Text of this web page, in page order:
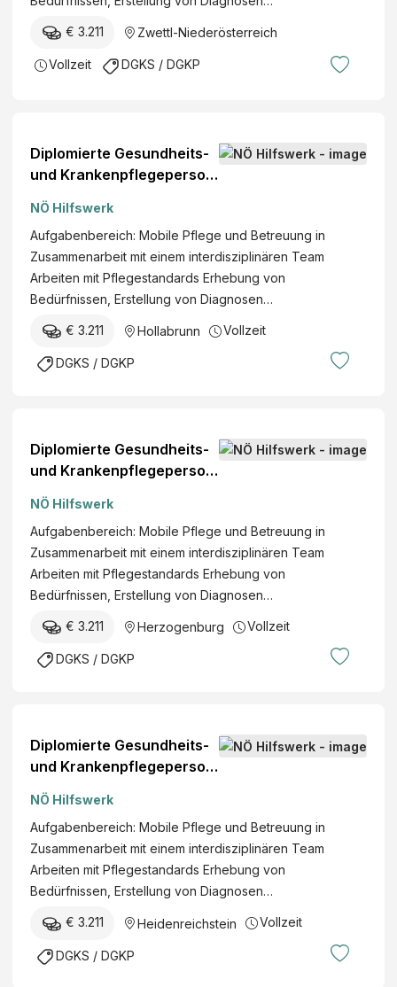
€ 3.211 Zwettl-Niederösterreich
Vollzeit DGKS / DGKP
Diplomierte Gesundheits-
und Krankenpflegeperson
NÖ Hilfswerk
Aufgabenbereich: Mobile Pflege und Betreuung in
Zusammenarbeit mit einem interdisziplinären Team
Arbeiten mit Pflegestandards Erhebung von
Bedürfnissen, Erstellung von Diagnosen…
€ 3.211 Hollabrunn Vollzeit
DGKS / DGKP
Diplomierte Gesundheits-
und Krankenpflegeperson
NÖ Hilfswerk
Aufgabenbereich: Mobile Pflege und Betreuung in
Zusammenarbeit mit einem interdisziplinären Team
Arbeiten mit Pflegestandards Erhebung von
Bedürfnissen, Erstellung von Diagnosen…
€ 3.211 Herzogenburg Vollzeit
DGKS / DGKP
Diplomierte Gesundheits-
und Krankenpflegeperson
(w/m/d)
NÖ Hilfswerk
Aufgabenbereich: Mobile Pflege und Betreuung in
Zusammenarbeit mit einem interdisziplinären Team
Arbeiten mit Pflegestandards Erhebung von
Bedürfnissen, Erstellung von Diagnosen…
€ 3.211 Heidenreichstein Vollzeit
DGKS / DGKP